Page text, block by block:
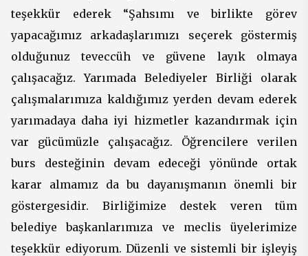
teşekkür ederek “Şahsımı ve birlikte görev
yapacağımız arkadaşlarımızı seçerek göstermiş
olduğunuz teveccüh ve güvene layık olmaya
çalışacağız. Yarımada Belediyeler Birliği olarak
çalışmalarımıza kaldığımız yerden devam ederek
yarımadaya daha iyi hizmetler kazandırmak için
var gücümüzle çalışacağız. Öğrencilere verilen
burs desteğinin devam edeceği yönünde ortak
karar almamız da bu dayanışmanın önemli bir
göstergesidir. Birliğimize destek veren tüm
belediye başkanlarımıza ve meclis üyelerimize
teşekkür ediyorum. Düzenli ve sistemli bir işleyiş